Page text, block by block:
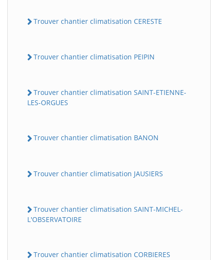
Trouver chantier climatisation CERESTE
Trouver chantier climatisation PEIPIN
Trouver chantier climatisation SAINT-ETIENNE-
LES-ORGUES
Trouver chantier climatisation BANON
Trouver chantier climatisation JAUSIERS
Trouver chantier climatisation SAINT-MICHEL-
L'OBSERVATOIRE
Trouver chantier climatisation CORBIERES